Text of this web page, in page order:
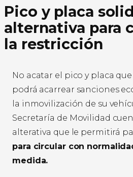
Pico y placa
alternativa para
la restricción
No acatar el pico y placa
podrá acarrear sanciones
la inmovilización de su
Secretaría de Movilidad
alterativa que le permitirá
para circular con
medida.